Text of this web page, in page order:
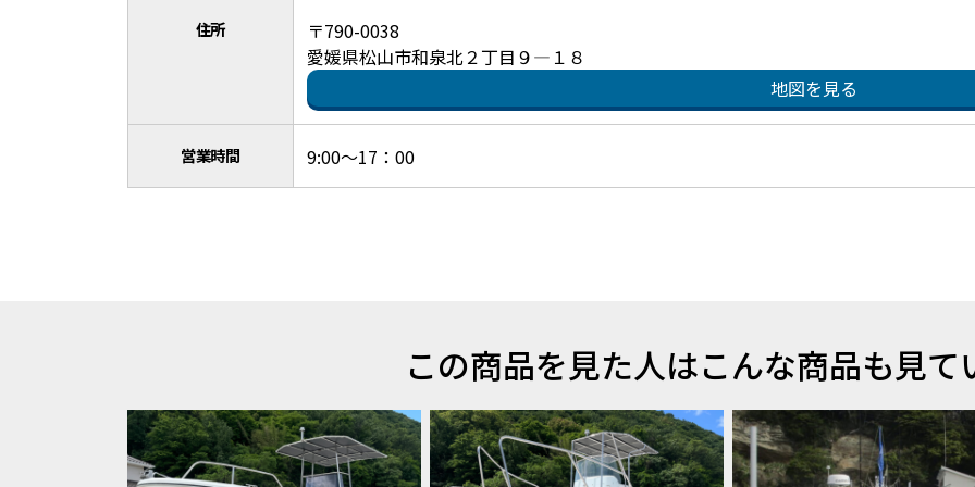
住所
〒790-0038
愛媛県松山市和泉北２丁目９―１８
地図を見る
営業時間 9:00～17：00
この商品を見た人はこんな商品も見て